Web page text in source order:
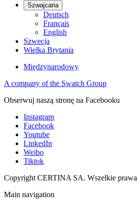
Szwajcaria
Deutsch
Français
English
Szwecja
Wielka Brytania
Międzynarodowy
A company of the Swatch Group
Obserwuj naszą stronę na Facebooku
Instagram
Facebook
Youtube
LinkedIn
Weibo
Tiktok
Copyright CERTINA SA. Wszelkie prawa
Main navigation